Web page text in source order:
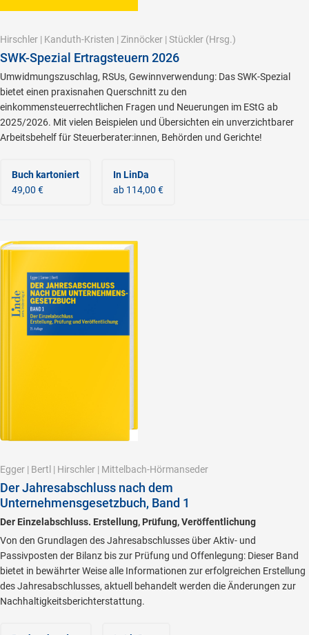
Hirschler | Kanduth-Kristen | Zinnöcker | Stückler (Hrsg.)
SWK-Spezial Ertragsteuern 2026
Umwidmungszuschlag, RSUs, Gewinnverwendung: Das SWK-Spezial
bietet einen praxisnahen Querschnitt zu den
einkommensteuerrechtlichen Fragen und Neuerungen im EStG ab
2025/2026. Mit vielen Beispielen und Übersichten ein unverzichtbarer
Arbeitsbehelf für Steuerberater:innen, Behörden und Gerichte!
Buch kartoniert
49,00 €
In LinDa
ab 114,00 €
Egger | Bertl | Hirschler | Mittelbach-Hörmanseder
Der Jahresabschluss nach dem
Unternehmensgesetzbuch, Band 1
Der Einzelabschluss. Erstellung, Prüfung, Veröffentlichung
Von den Grundlagen des Jahresabschlusses über Aktiv- und
Passivposten der Bilanz bis zur Prüfung und Offenlegung: Dieser Band
bietet in bewährter Weise alle Informationen zur erfolgreichen Erstellung
des Jahresabschlusses, aktuell behandelt werden die Änderungen zur
Nachhaltigkeitsberichterstattung.